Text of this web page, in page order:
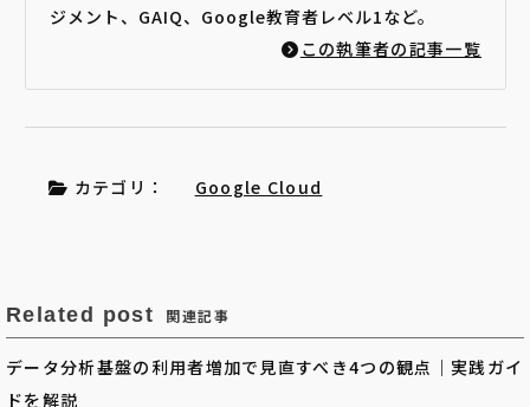
ジメント、GAIQ、Google教育者レベル1など。
この執筆者の記事一覧
カテゴリ： Google Cloud
Related post 関連記事
データ分析基盤の利用者増加で見直すべき4つの観点｜実践ガイ
ドを解説